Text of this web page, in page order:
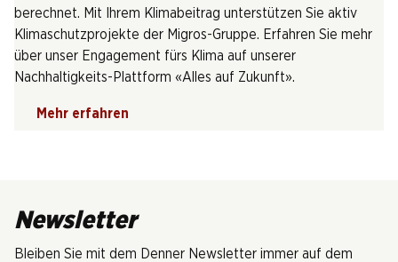
berechnet. Mit Ihrem Klimabeitrag unterstützen Sie aktiv
Klimaschutzprojekte der Migros-Gruppe. Erfahren Sie mehr
über unser Engagement fürs Klima auf unserer
Nachhaltigkeits-Plattform «Alles auf Zukunft».
Mehr erfahren
Newsletter
Bleiben Sie mit dem Denner Newsletter immer auf dem